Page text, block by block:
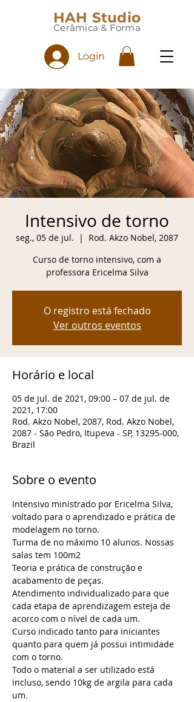
HAH Studio
Cerâmica & Forma
Login
Intensivo de torno
seg., 05 de jul.
  |
Rod. Akzo Nobel, 2087
Curso de torno intensivo, com a
professora Ericelma Silva
O registro está fechado
Ver outros eventos
Horário e local
05 de jul. de 2021, 09:00 – 07 de jul. de
2021, 17:00
Rod. Akzo Nobel, 2087, Rod. Akzo Nobel,
2087 - São Pedro, Itupeva - SP, 13295-000,
Brazil
Sobre o evento
Intensivo ministrado por Ericelma Silva,
voltado para o aprendizado e prática de
modelagem no torno.
Turma de no máximo 10 alunos. Nossas
salas tem 100m2
Teoria e prática de construção e
acabamento de peças.
Atendimento individualizado para que
cada etapa de aprendizagem esteja de
acorco com o nível de cada um.
Curso indicado tanto para iniciantes
quanto para quem já possui intimidade
com o torno.
Todo o material a ser utilizado está
incluso, sendo 10kg de argila para cada
um.